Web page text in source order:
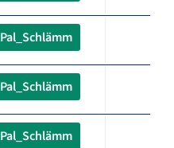
Pal_Schlämm
Pal_Schlämm
Pal_Schlämm